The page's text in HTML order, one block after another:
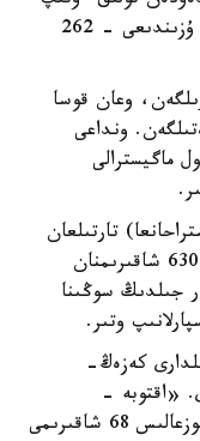
بولعان. «مەركە - بۋرىلبايتال» جولىنىڭ ۇزىندىعى - 262
بەرىلگەن، وعان قوسا
ونداعى
ماگيسترالى
تارتىلعان
732 شاقىرىم تاسجولدىڭ بۇگىنگى تاڭدا 630 شاقىرىمنان
جىلدىڭ سوڭىنا
وتىر.
جوبا 2023-2024 -جىلدارى كەزەڭ-
«اقتوبە -
قاندىاعاش» - ۇزىندىعى 96 شاقىرىم، قوزعالىس 68 شاقىرىمى